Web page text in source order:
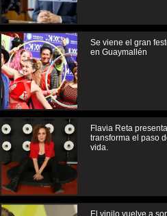
Se viene el gran
en Guaymallén
Flavia Reta
transforma el paso
vida.
El vinilo vuelve a